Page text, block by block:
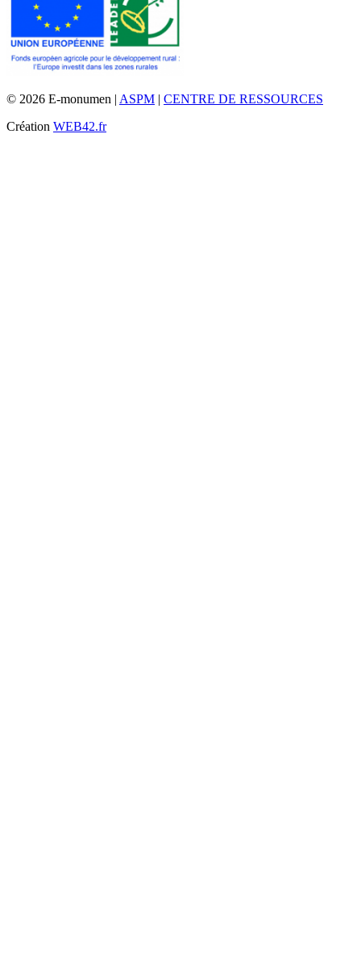
© 2026 E-monumen | ASPM | CENTRE DE RESSOURCES
Création WEB42.fr